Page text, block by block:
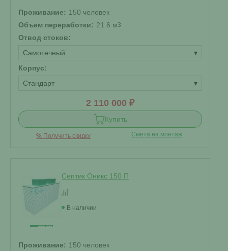
Проживание: 150 человек
Объем переработки: 21.6 м3
Отвод стоков:
Самотечный
▾
Корпус:
Стандарт
▾
2 110 000 ₽
Купить
% Получить скидку Смета на монтаж
Септик Оникс 150 П
В наличии
Проживание: 150 человек